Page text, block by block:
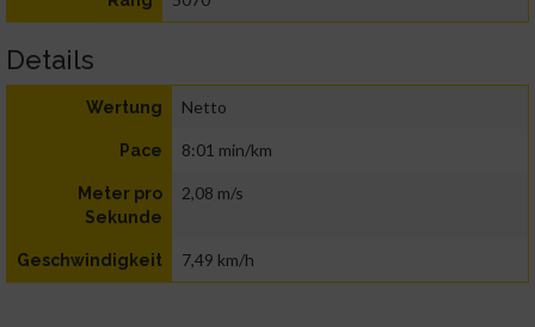
Details
Wertung Netto
Pace 8:01 min/km
Meter pro
Sekunde
2,08 m/s
Geschwindigkeit 7,49 km/h